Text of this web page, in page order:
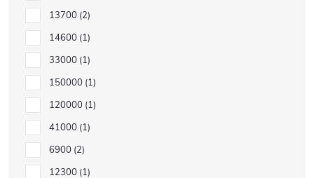
13700 2
14600 1
33000 1
150000 1
120000 1
41000 1
6900 2
12300 1